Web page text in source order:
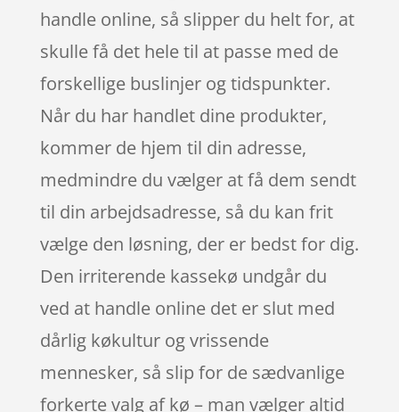
handle online, så slipper du helt for, at
skulle få det hele til at passe med de
forskellige buslinjer og tidspunkter.
Når du har handlet dine produkter,
kommer de hjem til din adresse,
medmindre du vælger at få dem sendt
til din arbejdsadresse, så du kan frit
vælge den løsning, der er bedst for dig.
Den irriterende kassekø undgår du
ved at handle online det er slut med
dårlig køkultur og vrissende
mennesker, så slip for de sædvanlige
forkerte valg af kø – man vælger altid